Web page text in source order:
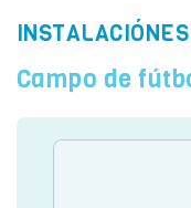
INSTALACIONES
INSTALACIÓNES
Campo de